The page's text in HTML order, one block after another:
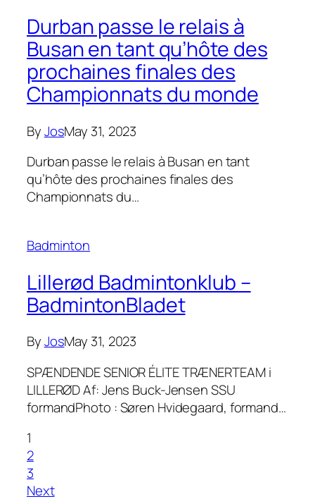
Durban passe le relais à
Busan en tant qu’hôte des
prochaines finales des
Championnats du monde
ByJosMay 31, 2023
Durban passe le relais à Busan en tant
qu’hôte des prochaines finales des
Championnats du…
Badminton
Lillerød Badmintonklub –
BadmintonBladet
ByJosMay 31, 2023
SPÆNDENDE SENIOR ÉLITE TRÆNERTEAM i
LILLERØD Af: Jens Buck-Jensen SSU
formandPhoto : Søren Hvidegaard, formand…
1
2
3
Next